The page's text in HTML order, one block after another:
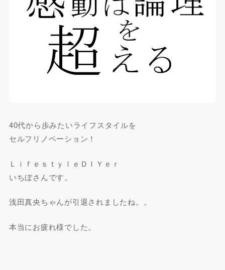
40代から歩みたいライフスタイルを
セルフリノベーション！
ＬｉｆｅｓｔｙｌｅＤＩＹｅｒ
いちぼさんです。
浅田真央ちゃんが引退されましたね。。
本当にお疲れ様でした。